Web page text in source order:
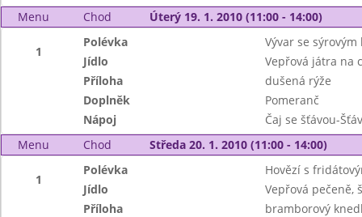
Menu
Chod Úterý 19. 1. 2010 (11:00 - 14:00)
1
Polévka
Vývar se
Jídlo
Vepřová játra na
Příloha
dušená rýže
Doplněk
Pomeranč
Nápoj
Čaj se šťávou-
Menu
Chod Středa 20. 1. 2010 (11:00 - 14:00)
1
Polévka
Hovězí s
Jídlo
Vepřová pečeně,
Příloha
bramborový